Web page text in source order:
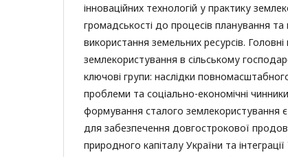
інноваційних технологій у практику
громадськості до процесів планування
використання земельних ресурсів.
землекористування в сільському
ключові групи: наслідки
проблеми та соціально-економічні
формування сталого землекористування
для забезпечення довгострокової
природного капіталу України та